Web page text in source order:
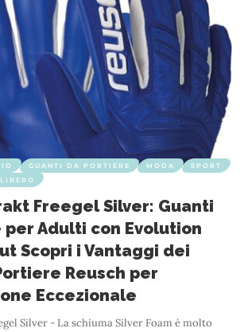
GUANTI DA PORTIERE MODA
SPORT
Freegel Silver: Guanti
Adulti con Evolution
Scopri i Vantaggi dei
Reusch per
Eccezionale
Silver - La schiuma Silver Foam è molto